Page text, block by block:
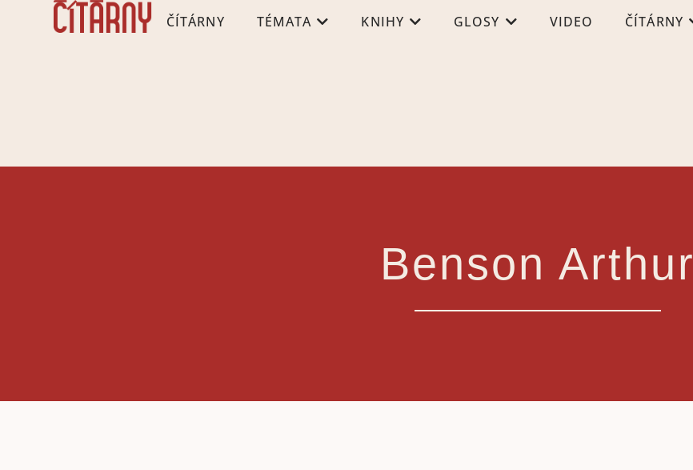
ČÍTÁRNY TÉMATA KNIHY GLOSY VIDEO ČÍTÁRNY
Benson Arthur